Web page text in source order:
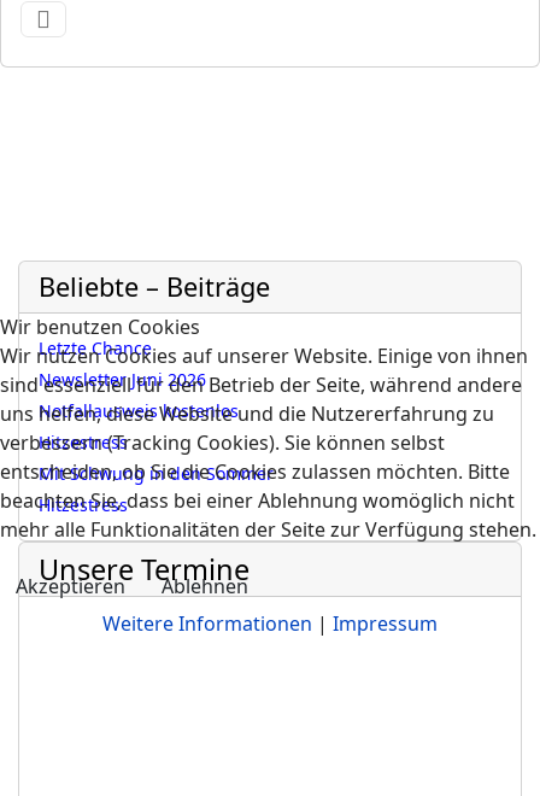
Beliebte – Beiträge
Letzte Chance
Newsletter Juni 2026
Notfallausweis kostenlos
Hitzestress
Mit Schwung in den Sommer
Hitzestress
Unsere Termine
Wir benutzen Cookies
Wir nutzen Cookies auf unserer Website. Einige von ihnen
sind essenziell für den Betrieb der Seite, während andere
uns helfen, diese Website und die Nutzererfahrung zu
verbessern (Tracking Cookies). Sie können selbst
entscheiden, ob Sie die Cookies zulassen möchten. Bitte
beachten Sie, dass bei einer Ablehnung womöglich nicht
mehr alle Funktionalitäten der Seite zur Verfügung stehen.
Akzeptieren
Ablehnen
Weitere Informationen | Impressum